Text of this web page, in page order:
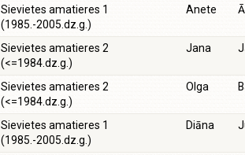
Sievietes amatieres 1
(1985.-2005.dz.g.)
Anete
Sievietes amatieres 2
(<=1984.dz.g.)
Jana
Sievietes amatieres 2
(<=1984.dz.g.)
Olga
Sievietes amatieres 1
(1985.-2005.dz.g.)
Diāna